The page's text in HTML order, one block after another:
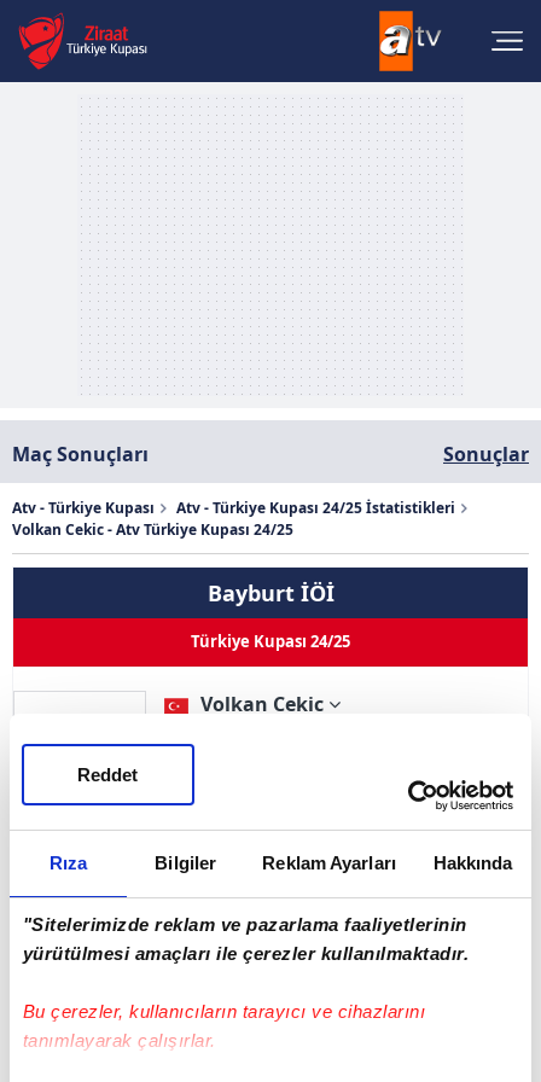
Rıza Bilgiler Reklam Ayarları Hakkında
"Sitelerimizde reklam ve pazarlama faaliyetlerinin
yürütülmesi amaçları ile çerezler kullanılmaktadır.
Bu çerezler, kullanıcıların tarayıcı ve cihazlarını
tanımlayarak çalışırlar.
Reddet
Maç Sonuçları Sonuçlar
Atv - Türkiye Kupası
Atv - Türkiye Kupası 24/25 İstatistikleri
Volkan Cekic - Atv Türkiye Kupası 24/25
Bayburt İÖİ
Türkiye Kupası 24/25
54
Volkan Cekic
Pozisyon
0
Sarı Kart 0 Çift Kart 0 Kırmızı Kart 0
Adı Soyadı Volkan Cekic
Doğum Tarihi 07.01.1990